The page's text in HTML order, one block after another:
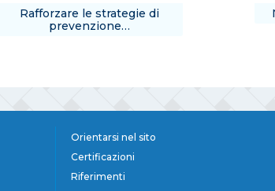
Rafforzare le strategie di
prevenzione…
Orientarsi nel sito
Certificazioni
Riferimenti